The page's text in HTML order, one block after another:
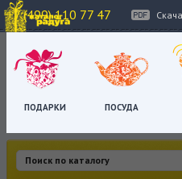
+7 (499) 110 77 47
ПОДАРКИ ПОСУДА